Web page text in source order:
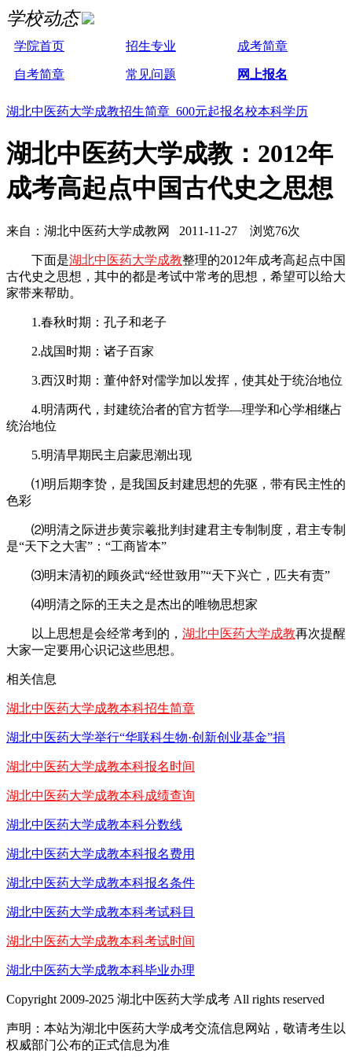
学校动态
学院首页 招生专业 成考简章
自考简章 常见问题 网上报名
湖北中医药大学成教招生简章 600元起报名校本科学历
湖北中医药大学成教：2012年
成考高起点中国古代史之思想
来自：湖北中医药大学成教网 2011-11-27 浏览76次
下面是湖北中医药大学成教整理的2012年成考高起点中国
古代史之思想，其中的都是考试中常考的思想，希望可以给大
家带来帮助。
1.春秋时期：孔子和老子
2.战国时期：诸子百家
3.西汉时期：董仲舒对儒学加以发挥，使其处于统治地位
4.明清两代，封建统治者的官方哲学—理学和心学相继占
统治地位
5.明清早期民主启蒙思潮出现
⑴明后期李贽，是我国反封建思想的先驱，带有民主性的
色彩
⑵明清之际进步黄宗羲批判封建君主专制制度，君主专制
是“天下之大害”：“工商皆本”
⑶明末清初的顾炎武“经世致用”“天下兴亡，匹夫有责”
⑷明清之际的王夫之是杰出的唯物思想家
以上思想是会经常考到的， 湖北中医药大学成教再次提醒
大家一定要用心识记这些思想。
相关信息
湖北中医药大学成教本科招生简章
湖北中医药大学举行“华联科生物·创新创业基金”捐
湖北中医药大学成教本科报名时间
湖北中医药大学成教本科成绩查询
湖北中医药大学成教本科分数线
湖北中医药大学成教本科报名费用
湖北中医药大学成教本科报名条件
湖北中医药大学成教本科考试科目
湖北中医药大学成教本科考试时间
湖北中医药大学成教本科毕业办理
Copyright 2009-2025 湖北中医药大学成考 All rights reserved
声明：本站为湖北中医药大学成考交流信息网站，敬请考生以
权威部门公布的正式信息为准